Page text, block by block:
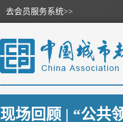
去会员服务系统>>
现场回顾 | “公共